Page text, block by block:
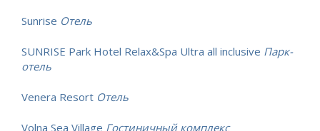
Sunrise Отель
SUNRISE Park Hotel Relax&Spa Ultra all inclusive Парк-
отель
Venera Resort Отель
Volna Sea Village Гостиничный комплекс